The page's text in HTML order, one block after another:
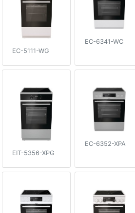
EC-5111-WG
EC-6341-WC
EIT-5356-XPG
EC-6352-XPA